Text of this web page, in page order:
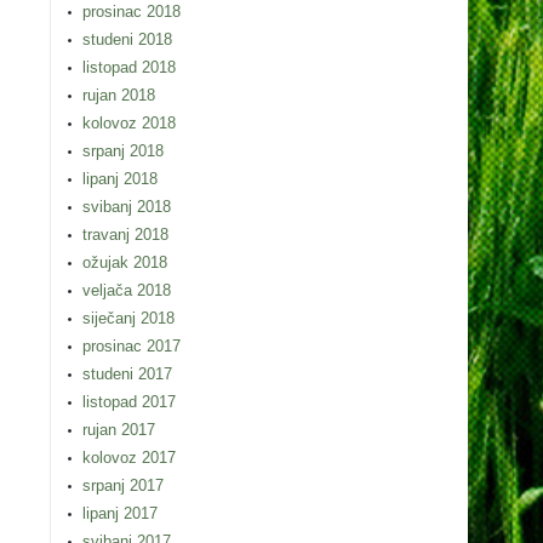
prosinac 2018
studeni 2018
listopad 2018
rujan 2018
kolovoz 2018
srpanj 2018
lipanj 2018
svibanj 2018
travanj 2018
ožujak 2018
veljača 2018
siječanj 2018
prosinac 2017
studeni 2017
listopad 2017
rujan 2017
kolovoz 2017
srpanj 2017
lipanj 2017